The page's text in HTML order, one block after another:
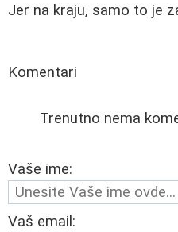
Jer na kraju, samo to je
Komentari
Trenutno nema
Vaše ime:
Vaš email: